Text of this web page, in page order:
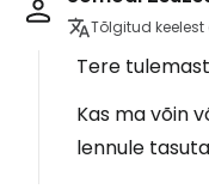
Tõlgitud keelest
Tere
Kas ma võin
lennule